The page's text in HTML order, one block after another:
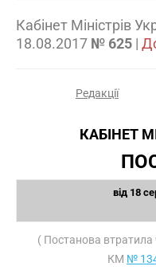
Кабінет Міністрів
18.08.2017 № 625 |
Редакції
КАБІНЕТ
від 18
( Постанова втратила
КМ №